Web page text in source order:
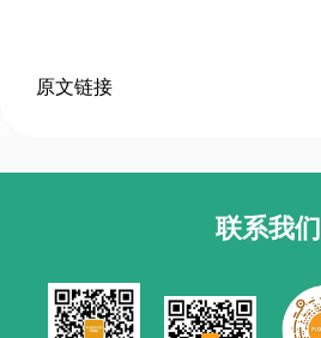
原文链接
联系我们